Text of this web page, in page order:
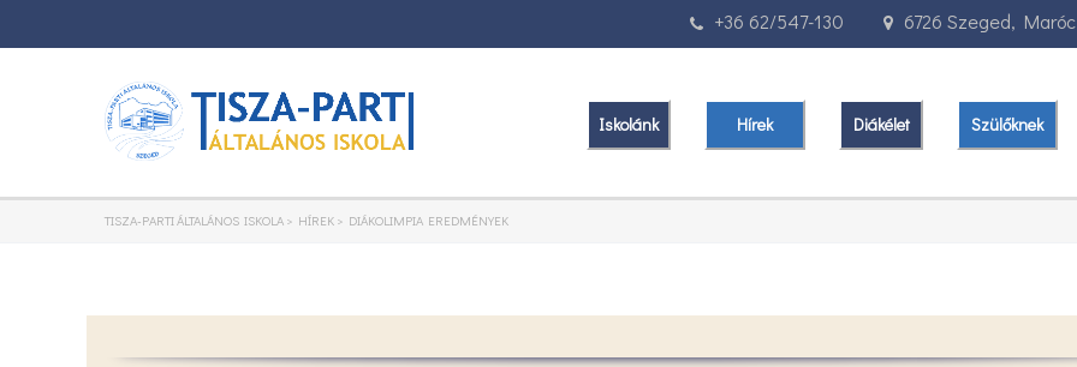
6726 Szeged,
+36 62/547-130
Iskolánk Hírek Diákélet Szülőknek
TISZA-PARTI ÁLTALÁNOS ISKOLA > HÍREK > DIÁKOLIMPIA EREDMÉNYEK